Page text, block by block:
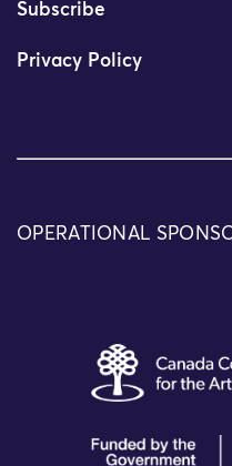
Subscribe
Privacy Policy
OPERATIONAL